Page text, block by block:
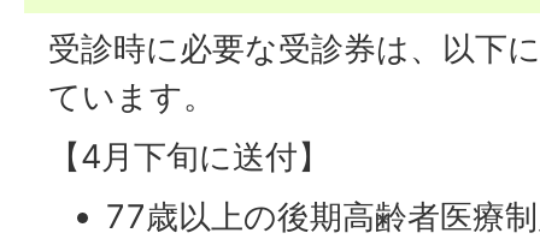
受診時に必要な受診券は、以下
ています。
【4月下旬に送付】
77歳以上の後期高齢者医療